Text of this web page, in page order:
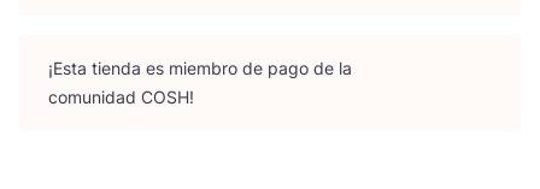
¡Esta tien­da es miem­bro de pago de la
comu­ni­dad COSH!